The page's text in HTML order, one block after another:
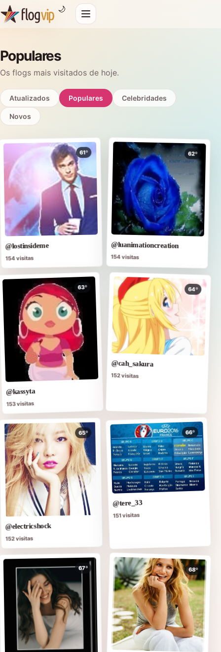
🌙
Populares
Os flogs mais visitados de hoje.
Atualizados Populares Celebridades
Novos
61º
@lostinsideme
154 visitas
62º
@luanimationcreation
154 visitas
63º
@kassyta
153 visitas
64º
@cah_sakura
152 visitas
65º
@electricshock
152 visitas
66º
@tere_33
151 visitas
67º 68º